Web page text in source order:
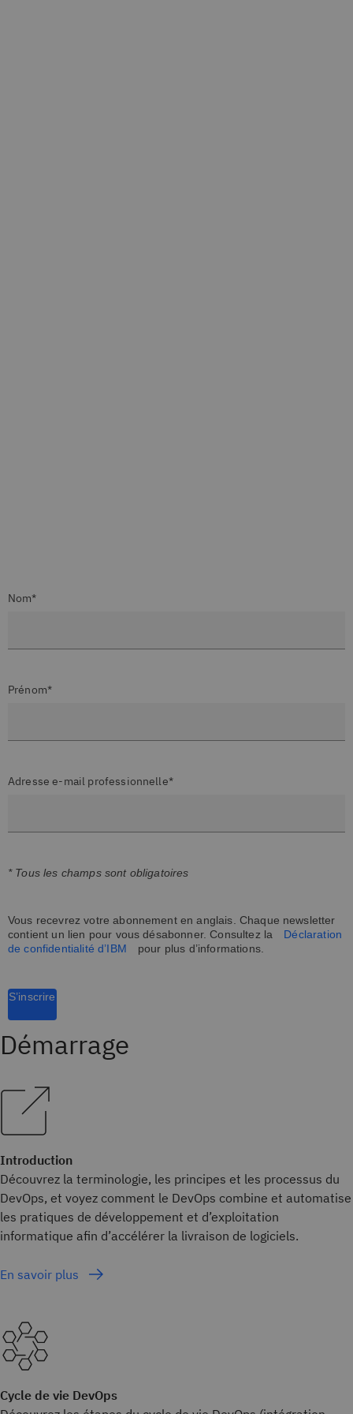
Nom*
Prénom*
Adresse e-mail professionnelle*
* Tous les champs sont obligatoires
Vous recevrez votre abonnement en anglais. Chaque newsletter
contient un lien pour vous désabonner. Consultez la
Déclaration
de confidentialité d’IBM
pour plus d’informations.
S’inscrire
Démarrage
Introduction
Découvrez la terminologie, les principes et les processus du
DevOps, et voyez comment le DevOps combine et automatise
les pratiques de développement et d’exploitation
informatique afin d’accélérer la livraison de logiciels.
En savoir plus
Cycle de vie DevOps